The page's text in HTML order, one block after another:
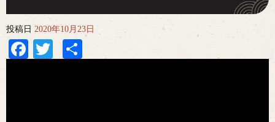
投稿日 2020年10月23日
Facebook
Twitter
共